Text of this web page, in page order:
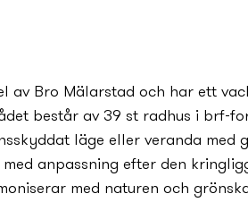
av Bro Mälarstad och har ett
består av 39 st radhus i brf-
läge eller veranda med
anpassning efter den
med naturen och